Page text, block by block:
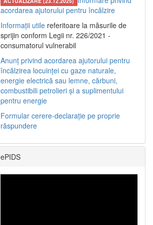
acordarea ajutorului pentru încălzire
Informații utile referitoare la măsurile de
sprijin conform Legii nr. 226/2021 -
consumatorul vulnerabil
Anunț privind acordarea ajutorului pentru
încălzirea locuinței cu gaze naturale,
energie electrică sau lemne, cărbuni,
combustibili petrolieri și a suplimentului
pentru energie
Formular cerere-declarație pe proprie
răspundere
ePIDS